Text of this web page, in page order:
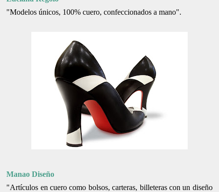
"Modelos únicos, 100% cuero, confeccionados a mano".
Manao Diseño
"Artículos en cuero como bolsos, carteras, billeteras con un diseño